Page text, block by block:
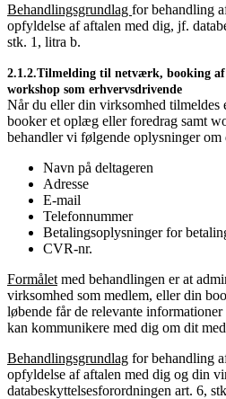
Behandlingsgrundlag for behandling
opfyldelse af aftalen med dig, jf.
stk. 1, litra b.
2.1.2.Tilmelding til netværk, booking
workshop som erhvervsdrivende
Når du eller din virksomhed tilmeldes
booker et oplæg eller foredrag samt
behandler vi følgende oplysninger om
Navn på deltageren
Adresse
E-mail
Telefonnummer
Betalingsoplysninger for
CVR-nr.
Formålet med behandlingen er at
virksomhed som medlem, eller din
løbende får de relevante
kan kommunikere med dig om dit
Behandlingsgrundlag for behandling
opfyldelse af aftalen med dig og din
databeskyttelsesforordningen art. 6,